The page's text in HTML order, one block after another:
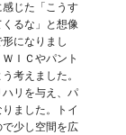
じた「こうす
るな」と想像
になりまし
ＩＣやパント
考えました。
リを与え、パ
ました。トイ
少し空間を広